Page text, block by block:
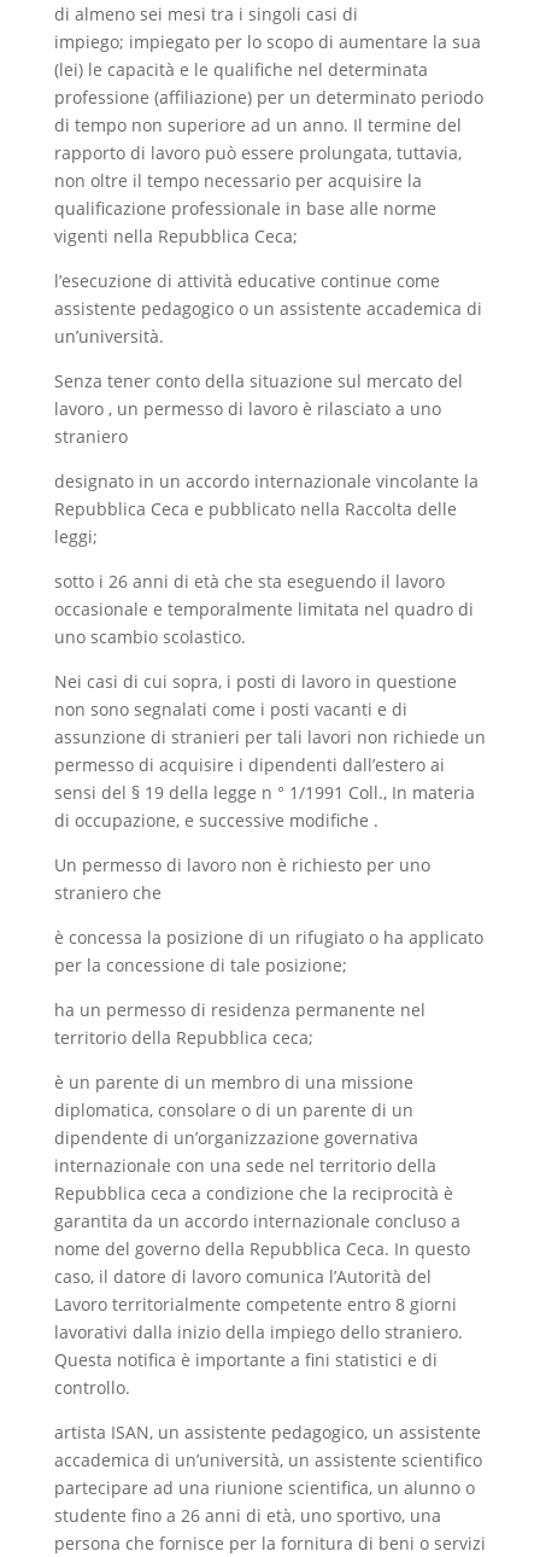
di almeno sei mesi tra i singoli casi di
impiego; impiegato per lo scopo di aumentare la sua
(lei) le capacità e le qualifiche nel determinata
professione (affiliazione) per un determinato periodo
di tempo non superiore ad un anno. Il termine del
rapporto di lavoro può essere prolungata, tuttavia,
non oltre il tempo necessario per acquisire la
qualificazione professionale in base alle norme
vigenti nella Repubblica Ceca;
l’esecuzione di attività educative continue come
assistente pedagogico o un assistente accademica di
un’università.
Senza tener conto della situazione sul mercato del
lavoro , un permesso di lavoro è rilasciato a uno
straniero
designato in un accordo internazionale vincolante la
Repubblica Ceca e pubblicato nella Raccolta delle
leggi;
sotto i 26 anni di età che sta eseguendo il lavoro
occasionale e temporalmente limitata nel quadro di
uno scambio scolastico.
Nei casi di cui sopra, i posti di lavoro in questione
non sono segnalati come i posti vacanti e di
assunzione di stranieri per tali lavori non richiede un
permesso di acquisire i dipendenti dall’estero ai
sensi del § 19 della legge n ° 1/1991 Coll., In materia
di occupazione, e successive modifiche .
Un permesso di lavoro non è richiesto per uno
straniero che
è concessa la posizione di un rifugiato o ha applicato
per la concessione di tale posizione;
ha un permesso di residenza permanente nel
territorio della Repubblica ceca;
è un parente di un membro di una missione
diplomatica, consolare o di un parente di un
dipendente di un’organizzazione governativa
internazionale con una sede nel territorio della
Repubblica ceca a condizione che la reciprocità è
garantita da un accordo internazionale concluso a
nome del governo della Repubblica Ceca. In questo
caso, il datore di lavoro comunica l’Autorità del
Lavoro territorialmente competente entro 8 giorni
lavorativi dalla inizio della impiego dello straniero.
Questa notifica è importante a fini statistici e di
controllo.
artista ISAN, un assistente pedagogico, un assistente
accademica di un’università, un assistente scientifico
partecipare ad una riunione scientifica, un alunno o
studente fino a 26 anni di età, uno sportivo, una
persona che fornisce per la fornitura di beni o servizi